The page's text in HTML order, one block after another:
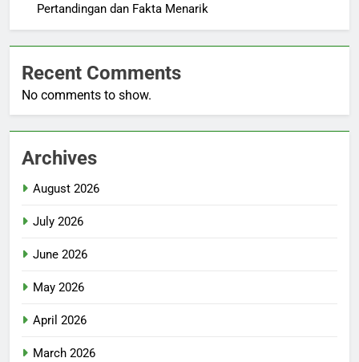
Pertandingan dan Fakta Menarik
Recent Comments
No comments to show.
Archives
August 2026
July 2026
June 2026
May 2026
April 2026
March 2026